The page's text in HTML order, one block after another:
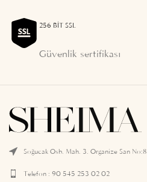
256 BIT SSL
Güvenlik sertifikası
Soğucak Osb. Mah. 3. Organize San
Telefon : 90 545 253 02 02